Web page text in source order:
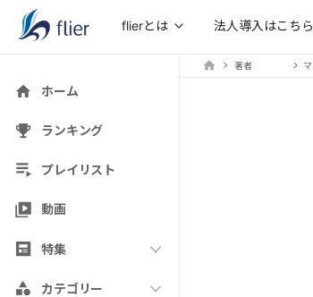
flierとは 法人導入はこちら
ホーム
ランキング
プレイリスト
動画
特集
カテゴリー
著者